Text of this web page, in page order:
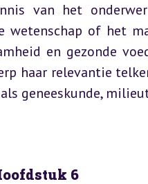
van het
wetenschap of het
en gezonde
haar relevantie
geneeskunde,
6